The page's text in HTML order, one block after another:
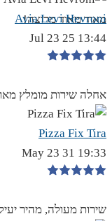
מאוד מאוד מרוצה!
Avia Levi Hevroni
13:44 25 Jul 23
אחלה שירות מומלץ
Pizza Fix Tira
19:33 31 May 23
שירות מעולה, מהיר